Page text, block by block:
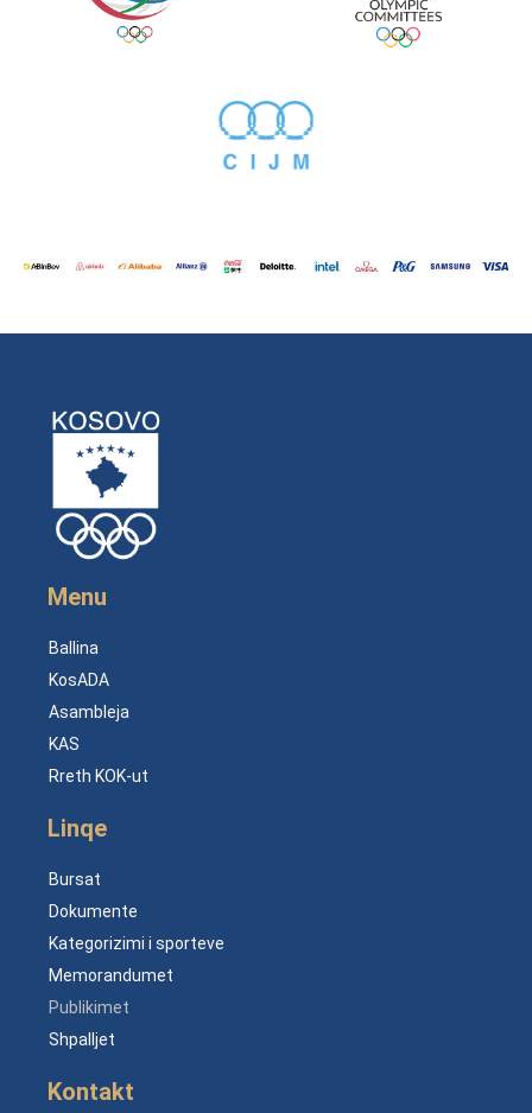
Menu
Ballina
KosADA
Asambleja
KAS
Rreth KOK-ut
Linqe
Bursat
Dokumente
Kategorizimi i sporteve
Memorandumet
Publikimet
Shpalljet
Kontakt